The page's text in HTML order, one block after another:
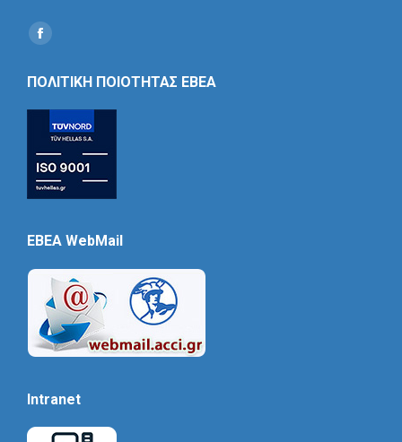
Find us on:
Social
ΠΟΛΙΤΙΚΗ ΠΟΙΟΤΗΤΑΣ ΕΒΕΑ
EBEA WebMail
Intranet